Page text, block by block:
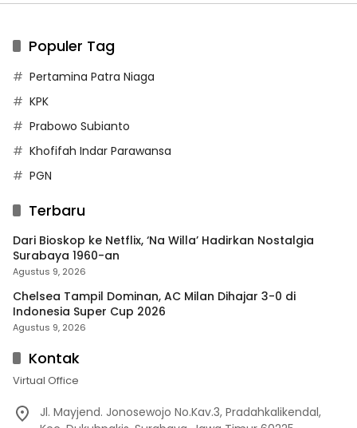
Populer Tag
Pertamina Patra Niaga
KPK
Prabowo Subianto
Khofifah Indar Parawansa
PGN
Terbaru
Dari Bioskop ke Netflix, ‘Na Willa’ Hadirkan Nostalgia
Surabaya 1960-an
Agustus 9, 2026
Chelsea Tampil Dominan, AC Milan Dihajar 3-0 di
Indonesia Super Cup 2026
Agustus 9, 2026
Kontak
Virtual Office
Jl. Mayjend. Jonosewojo No.Kav.3, Pradahkalikendal,